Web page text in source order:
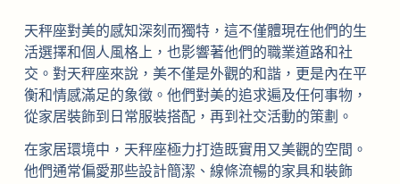
天秤座對美的感知深刻而獨特，這不僅體現在他們的生
活選擇和個人風格上，也影響著他們的職業道路和社
交。對天秤座來說，美不僅是外觀的和諧，更是內在平
衡和情感滿足的象徵。他們對美的追求遍及任何事物，
從家居裝飾到日常服裝搭配，再到社交活動的策劃。
在家居環境中，天秤座極力打造既實用又美觀的空間。
他們通常偏愛那些設計簡潔、線條流暢的家具和裝飾